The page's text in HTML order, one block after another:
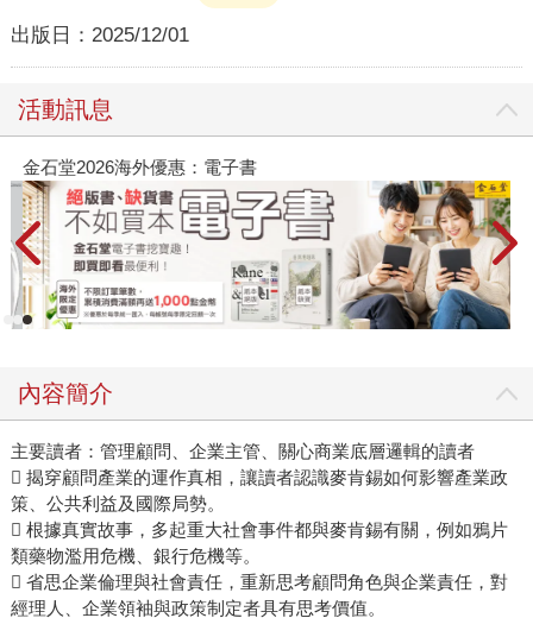
出版日： 2025/12/01
活動訊息
金石堂2026海外優惠：電子書
內容簡介
主要讀者：管理顧問、企業主管、關心商業底層邏輯的讀者
 揭穿顧問產業的運作真相，讓讀者認識麥肯錫如何影響產業政
策、公共利益及國際局勢。
 根據真實故事，多起重大社會事件都與麥肯錫有關，例如鴉片
類藥物濫用危機、銀行危機等。
 省思企業倫理與社會責任，重新思考顧問角色與企業責任，對
經理人、企業領袖與政策制定者具有思考價值。